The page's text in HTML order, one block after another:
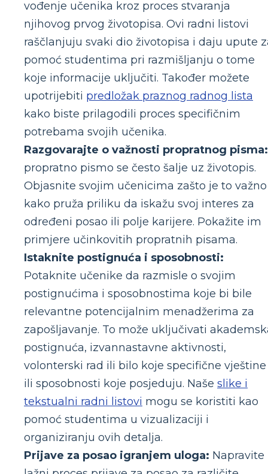
vođenje učenika kroz proces stvaranja
njihovog prvog životopisa. Ovi radni listovi
raščlanjuju svaki dio životopisa i daju upute
pomoć studentima pri razmišljanju o tome
koje informacije uključiti. Također možete
upotrijebiti predložak praznog radnog lista
kako biste prilagodili proces specifičnim
potrebama svojih učenika.
Razgovarajte o važnosti propratnog pisma:
propratno pismo se često šalje uz životopis.
Objasnite svojim učenicima zašto je to
kako pruža priliku da iskažu svoj interes za
određeni posao ili polje karijere. Pokažite im
primjere učinkovitih propratnih pisama.
Istaknite postignuća i sposobnosti:
Potaknite učenike da razmisle o svojim
postignućima i sposobnostima koje bi bile
relevantne potencijalnim menadžerima za
zapošljavanje. To može uključivati
postignuća, izvannastavne aktivnosti,
volonterski rad ili bilo koje specifične vještine
ili sposobnosti koje posjeduju. Naše slike i
tekstualni radni listovi mogu se koristiti kao
pomoć studentima u vizualizaciji i
organiziranju ovih detalja.
Prijave za posao igranjem uloga: Napravite